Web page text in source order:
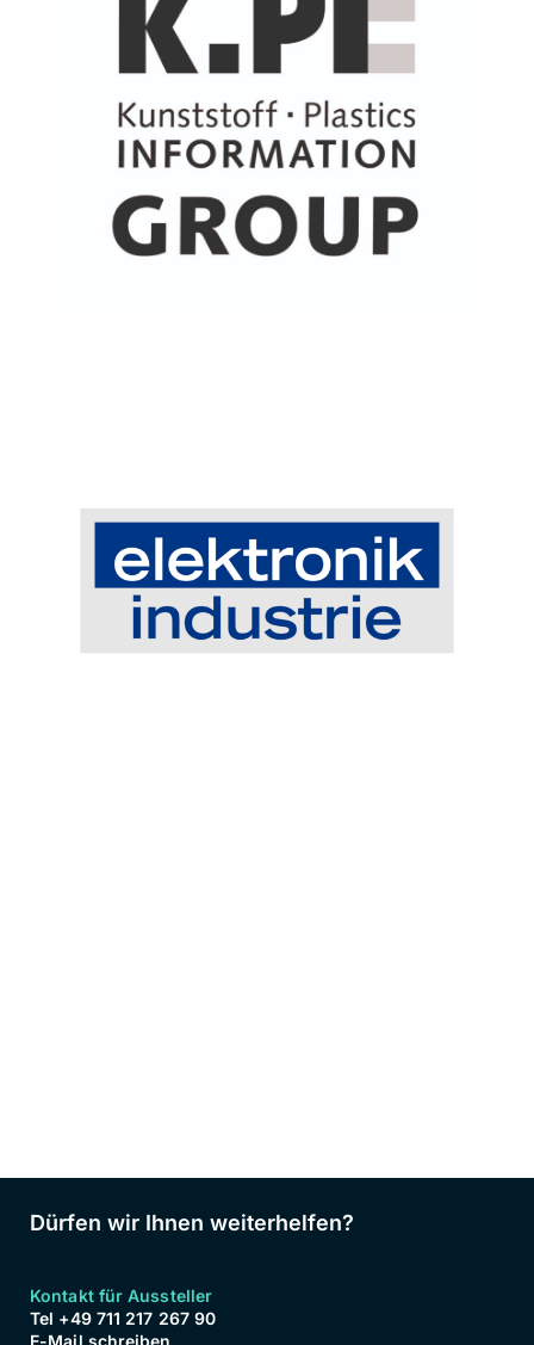
Dürfen wir Ihnen weiterhelfen?
Kontakt für Aussteller
Tel +49 711 217 267 90